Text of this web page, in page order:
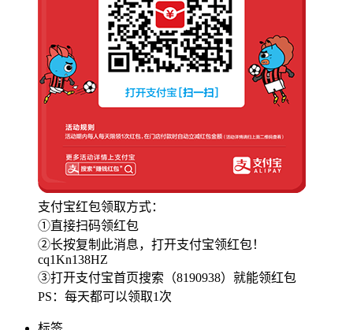
支付宝红包领取方式：
①直接扫码领红包
②长按复制此消息，打开支付宝领红包！
cq1Kn138HZ
③打开支付宝首页搜索（8190938）就能领红包
PS：每天都可以领取1次